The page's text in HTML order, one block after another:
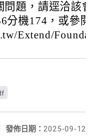
問題，請逕洽該
分機174，或參
Extend/
發佈日期： 2025-09-12